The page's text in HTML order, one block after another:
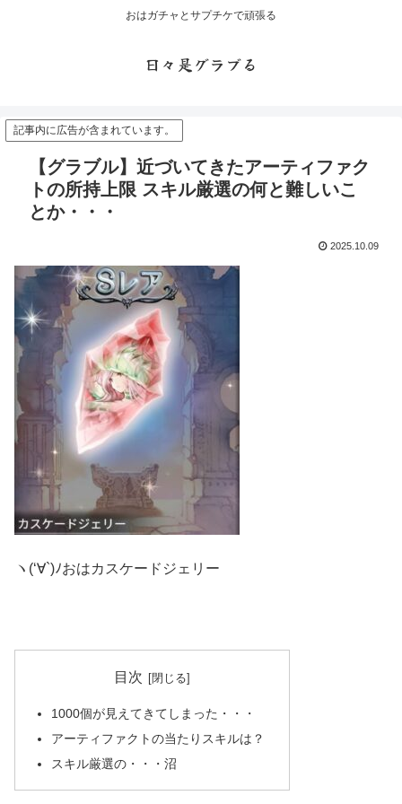
おはガチャとサプチケで頑張る
日々是グラブる
記事内に広告が含まれています。
【グラブル】近づいてきたアーティファク
トの所持上限 スキル厳選の何と難しいこ
とか・・・
2025.10.09
ヽ(‘∀`)ﾉおはカスケードジェリー
目次
1000個が見えてきてしまった・・・
アーティファクトの当たりスキルは？
スキル厳選の・・・沼